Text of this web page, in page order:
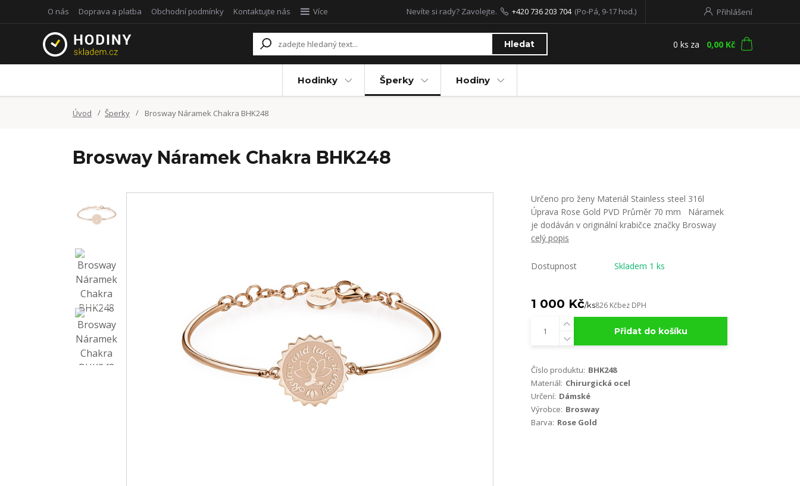
O nás Doprava a platba Obchodní podmínky Kontaktujte nás Více Přihlášení
Hledat
Nevíte si rady? Zavolejte. +420 736 203 704 (Po-Pá, 9-17 hod.)
0 ks za 0,00 Kč
Hodinky Šperky Hodiny
Úvod Šperky Brosway Náramek Chakra BHK248
Brosway Náramek Chakra BHK248
Určeno pro ženy Materiál Stainless steel 316l
Úprava Rose Gold PVD Průměr 70 mm Náramek
je dodáván v originální krabičce značky Brosway
celý popis
Dostupnost Skladem 1 ks
1 000 Kč/ks826 Kčbez DPH
Přidat do košíku
Číslo produktu: BHK248
Materiál: Chirurgická ocel
Určení: Dámské
Výrobce: Brosway
Barva: Rose Gold